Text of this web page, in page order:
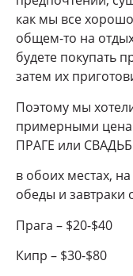
как мы все
общем-то на
будете покупать
затем их
Поэтому мы
примерными
ПРАГЕ или
в обоих местах,
обеды и завтраки
Прага – $20-$40
Кипр – $30-$80